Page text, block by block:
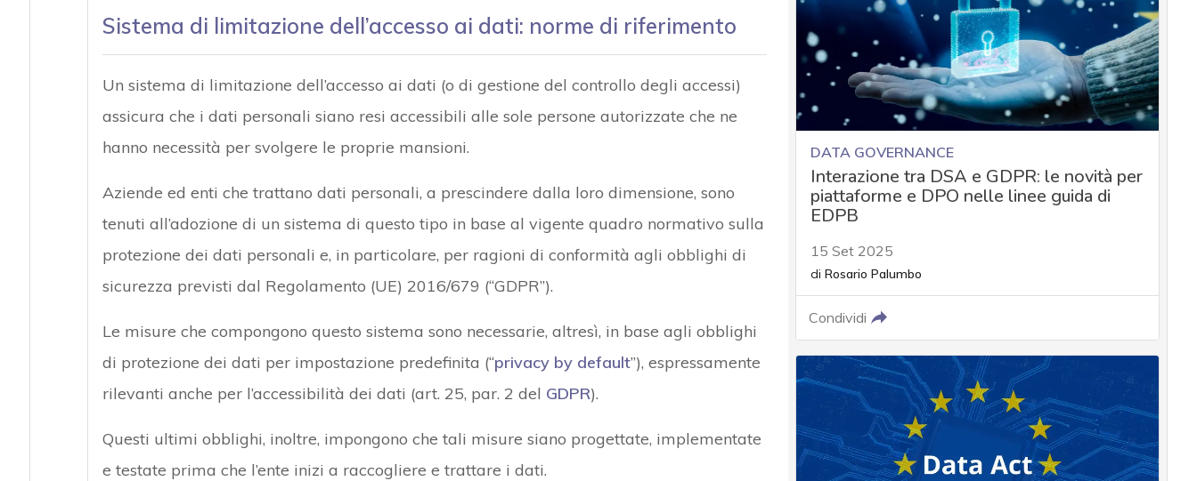
Sistema di limitazione dell’accesso ai dati: norme di riferimento
Un sistema di limitazione dell’accesso ai dati (o di gestione del controllo degli accessi)
assicura che i dati personali siano resi accessibili alle sole persone autorizzate che ne
hanno necessità per svolgere le proprie mansioni.
Aziende ed enti che trattano dati personali, a prescindere dalla loro dimensione, sono
tenuti all’adozione di un sistema di questo tipo in base al vigente quadro normativo sulla
protezione dei dati personali e, in particolare, per ragioni di conformità agli obblighi di
sicurezza previsti dal Regolamento (UE) 2016/679 (“GDPR”).
Le misure che compongono questo sistema sono necessarie, altresì, in base agli obblighi
di protezione dei dati per impostazione predefinita (“privacy by default”), espressamente
rilevanti anche per l’accessibilità dei dati (art. 25, par. 2 del GDPR).
Questi ultimi obblighi, inoltre, impongono che tali misure siano progettate, implementate
e testate prima che l’ente inizi a raccogliere e trattare i dati.
DATA GOVERNANCE
Interazione tra DSA e GDPR: le novità per
piattaforme e DPO nelle linee guida di
EDPB
15 Set 2025
di Rosario Palumbo
Condividi